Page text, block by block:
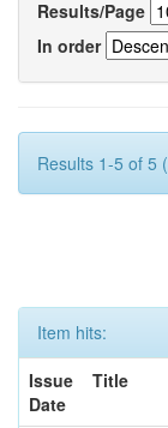
Results/Page
In order
Results 1-5 of 5
Item hits:
Issue
Date
Title